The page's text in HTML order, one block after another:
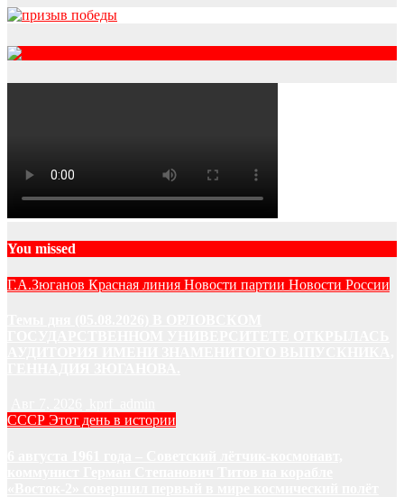
You missed
Г.А.Зюганов Красная линия Новости партии Новости России
СССР Этот день в истории